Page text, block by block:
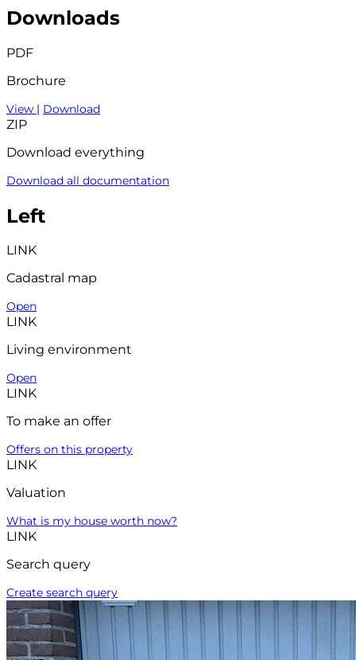
Downloads
PDF
Brochure
View | Download
ZIP
Download everything
Download all documentation
Left
LINK
Cadastral map
Open
LINK
Living environment
Open
LINK
To make an offer
Offers on this property
LINK
Valuation
What is my house worth now?
LINK
Search query
Create search query